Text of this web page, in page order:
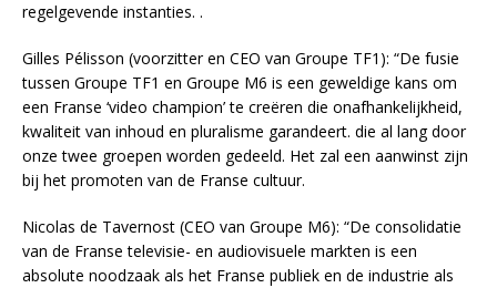
regelgevende instanties. .
Gilles Pélisson (voorzitter en CEO van Groupe TF1): “De fusie
tussen Groupe TF1 en Groupe M6 is een geweldige kans om
een ​​Franse ‘video champion’ te creëren die onafhankelijkheid,
kwaliteit van inhoud en pluralisme garandeert. die al lang door
onze twee groepen worden gedeeld. Het zal een aanwinst zijn
bij het promoten van de Franse cultuur.
Nicolas de Tavernost (CEO van Groupe M6): “De consolidatie
van de Franse televisie- en audiovisuele markten is een
absolute noodzaak als het Franse publiek en de industrie als